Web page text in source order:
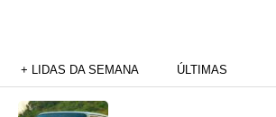
+ LIDAS DA SEMANA ÚLTIMAS